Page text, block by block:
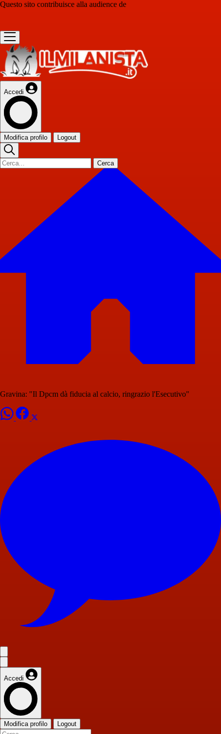
Questo sito contribuisce alla audience de
Accedi
Modifica profilo Logout
Cerca
Gravina: "Il Dpcm dà fiducia al calcio, ringrazio l'Esecutivo"
Accedi
Modifica profilo Logout